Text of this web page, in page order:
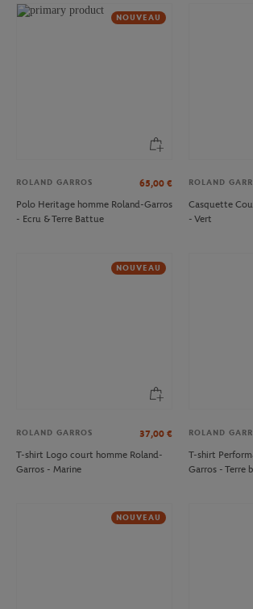
NOUVEAU
ROLAND GARROS 65,00 €
Polo Heritage homme Roland-Garros
- Ecru & Terre Battue
ROLAND
Casquette
- Vert
NOUVEAU
ROLAND GARROS 37,00 €
T-shirt Logo court homme Roland-
Garros - Marine
ROLAND
T-shirt
Garros - Terre
NOUVEAU